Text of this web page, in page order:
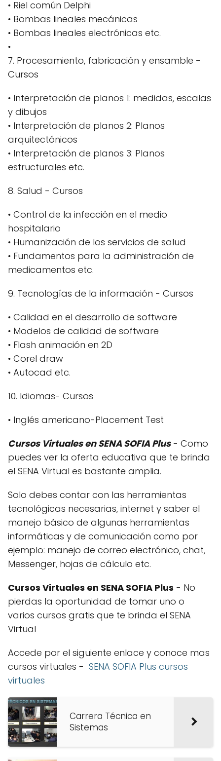
• Riel común Delphi
• Bombas lineales mecánicas
• Bombas lineales electrónicas etc.
•
7. Procesamiento, fabricación y ensamble -
Cursos
• Interpretación de planos 1: medidas, escalas
y dibujos
• Interpretación de planos 2: Planos
arquitectónicos
• Interpretación de planos 3: Planos
estructurales etc.
8. Salud - Cursos
• Control de la infección en el medio
hospitalario
• Humanización de los servicios de salud
• Fundamentos para la administración de
medicamentos etc.
9. Tecnologías de la información - Cursos
• Calidad en el desarrollo de software
• Modelos de calidad de software
• Flash animación en 2D
• Corel draw
• Autocad etc.
10. Idiomas- Cursos
• Inglés americano-Placement Test
Cursos Virtuales en SENA SOFIA Plus- Como
puedes ver la oferta educativa que te brinda
el SENA Virtual es bastante amplia.
Solo debes contar con las herramientas
tecnológicas necesarias, internet y saber el
manejo básico de algunas herramientas
informáticas y de comunicación como por
ejemplo: manejo de correo electrónico, chat,
Messenger, hojas de cálculo etc.
Cursos Virtuales en SENA SOFIA Plus - No
pierdas la oportunidad de tomar uno o
varios cursos gratis que te brinda el SENA
Virtual
Accede por el siguiente enlace y conoce mas
cursos virtuales - SENA SOFIA Plus cursos
virtuales
Carrera Técnica en
Sistemas